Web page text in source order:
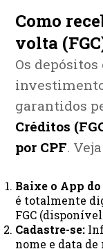
Como
volta
Os
garantidos
Créditos
por CPF.
Baixe o App do
é totalmente
FGC
Cadastre-se:
nome e data